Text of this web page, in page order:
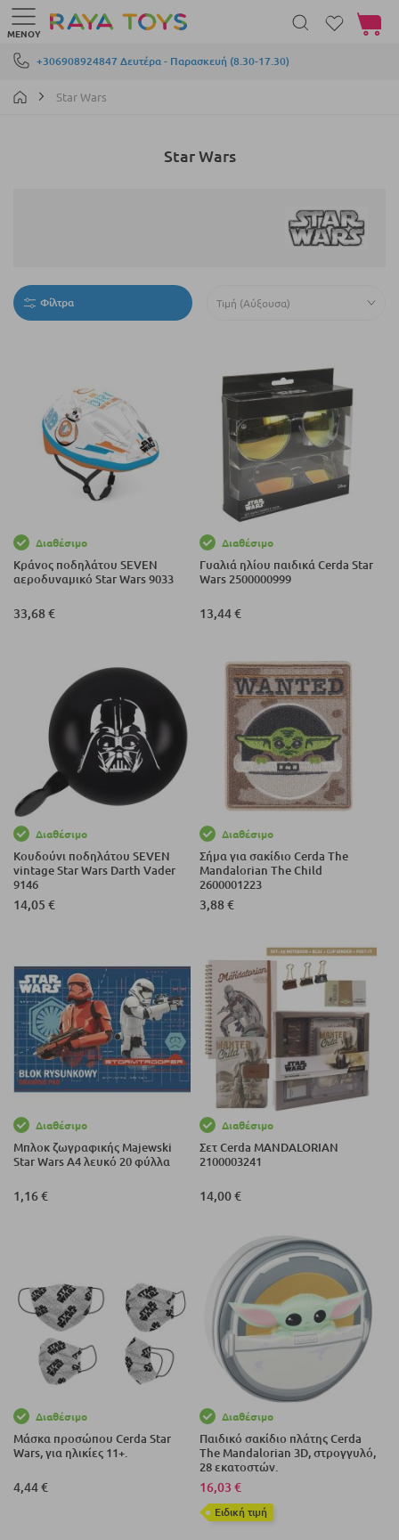
Μετάβαση στο περιεχόμενο
+306908924847 Δευτέρα - Παρασκευή (8.30-17.30)
ΜΕΝΟΎ
Το
Star Wars
Star Wars
Φίλτρα
Διαθέσιμο
Κράνος ποδηλάτου SEVEN
αεροδυναμικό Star Wars 9033
33,68 €
Διαθέσιμο
Γυαλιά ηλίου παιδικά Cerda Star
Wars 2500000999
13,44 €
Διαθέσιμο
Κουδούνι ποδηλάτου SEVEN
vintage Star Wars Darth Vader
9146
14,05 €
Διαθέσιμο
Σήμα για σακίδιο Cerda The
Mandalorian The Child
2600001223
3,88 €
Διαθέσιμο
Μπλοκ ζωγραφικής Majewski
Star Wars А4 λευκό 20 φύλλα
1,16 €
Διαθέσιμο
Σετ Cerda MANDALORIAN
2100003241
14,00 €
Διαθέσιμο
Μάσκα προσώπου Cerda Star
Wars, για ηλικίες 11+.
4,44 €
Διαθέσιμο
Παιδικό σακίδιο πλάτης Cerda
The Mandalorian 3D, στρογγυλό,
28 εκατοστών.
16,03 €
Eιδική τιμή